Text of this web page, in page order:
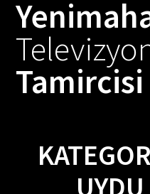
Tamircisi